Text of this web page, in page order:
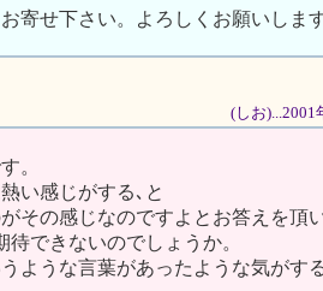
寄せ下さい。よろしくお願いします
(しお)...2001
。
い感じがする､と
その感じなのですよとお答えを頂
できないのでしょうか。
ような言葉があったような気がす